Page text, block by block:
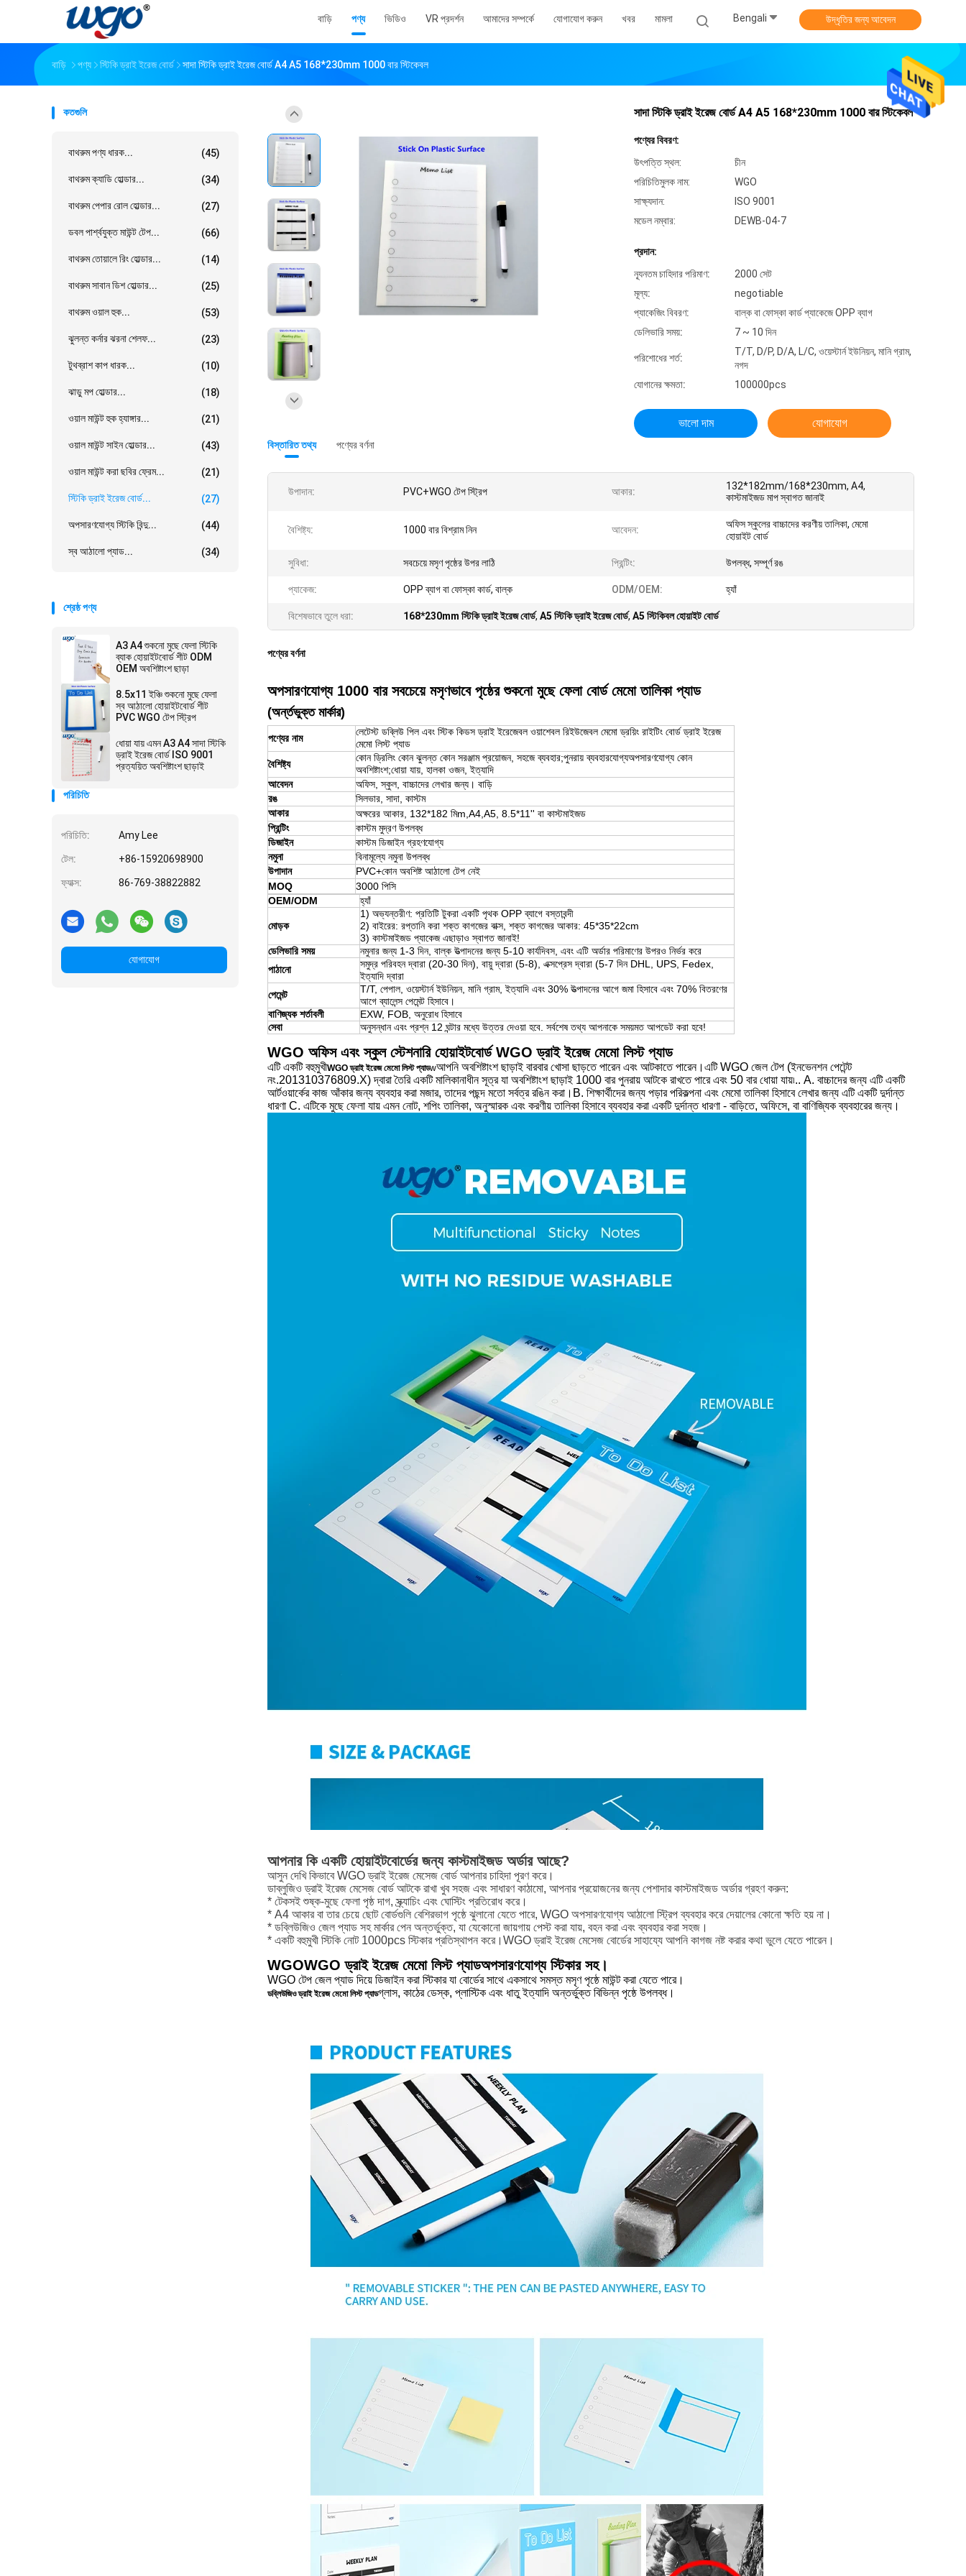
বাড়ি পণ্য ভিডিও VR প্রদর্শন আমাদের সম্পর্কে যোগাযোগ করুন খবর মামলা Bengali উদ্ধৃতির জন্য আবেদন
বাড়ি পণ্য স্টিকি ড্রাই ইরেজ বোর্ড সাদা স্টিকি ড্রাই ইরেজ বোর্ড A4 A5 168*230mm 1000 বার স্টিকেবল
কতগুলি
বাথরুম পণ্য ধারক... (45)
বাথরুম ক্যাডি হোল্ডার... (34)
বাথরুম পেপার রোল হোল্ডার... (27)
ডবল পার্শ্বযুক্ত মাউন্ট টেপ... (66)
বাথরুম তোয়ালে রিং হোল্ডার... (14)
বাথরুম সাবান ডিশ হোল্ডার... (25)
বাথরুম ওয়াল হুক... (53)
ঝুলন্ত কর্নার ঝরনা শেলফ... (23)
টুথব্রাশ কাপ ধারক... (10)
ঝাড়ু মপ হোল্ডার... (18)
ওয়াল মাউন্ট হুক হ্যাঙ্গার... (21)
ওয়াল মাউন্ট সাইন হোল্ডার... (43)
ওয়াল মাউন্ট করা ছবির ফ্রেম... (21)
স্টিকি ড্রাই ইরেজ বোর্ড... (27)
অপসারণযোগ্য স্টিকি বিন্দু... (44)
স্ব আঠালো প্যাড... (34)
শ্রেষ্ঠ পণ্য
A3 A4 শুকনো মুছে ফেলা স্টিকি
ব্যাক হোয়াইটবোর্ড শীট ODM
OEM অবশিষ্টাংশ ছাড়া
8.5x11 ইঞ্চি শুকনো মুছে ফেলা
স্ব আঠালো হোয়াইটবোর্ড শীট
PVC WGO টেপ স্ট্রিপ
ধোয়া যায় এমন A3 A4 সাদা স্টিকি
ড্রাই ইরেজ বোর্ড ISO 9001
প্রত্যয়িত অবশিষ্টাংশ ছাড়াই
পরিচিতি
পরিচিতি: Amy Lee
টেল: +86-15920698900
ফ্যাক্স: 86-769-38822882
যোগাযোগ
সাদা স্টিকি ড্রাই ইরেজ বোর্ড A4 A5 168*230mm 1000 বার স্টিকেবল
পণ্যের বিবরণ:
উৎপত্তি স্থল:
চীন
পরিচিতিমুলক নাম:
WGO
সাক্ষ্যদান:
ISO 9001
মডেল নম্বার:
DEWB-04-7
প্রদান:
ন্যূনতম চাহিদার পরিমাণ:
2000 সেট
মূল্য:
negotiable
প্যাকেজিং বিবরণ:
বাল্ক বা ফোস্কা কার্ড প্যাকেজে OPP ব্যাগ
ডেলিভারি সময়:
7 ~ 10 দিন
পরিশোধের শর্ত:
T/T, D/P, D/A, L/C, ওয়েস্টার্ন ইউনিয়ন, মানি গ্রাম,
নগদ
যোগানের ক্ষমতা:
100000pcs
ভালো দাম যোগাযোগ
বিস্তারিত তথ্য পণ্যের বর্ণনা
উপাদান: PVC+WGO টেপ স্ট্রিপ আকার:
132*182mm/168*230mm, A4,
কাস্টমাইজড মাপ স্বাগত জানাই
বৈশিষ্ট্য: 1000 বার বিশ্রাম নিন আবেদন:
অফিস স্কুলের বাচ্চাদের করণীয় তালিকা, মেমো
হোয়াইট বোর্ড
সুবিধা: সবচেয়ে মসৃণ পৃষ্ঠের উপর লাঠি প্রিন্টিং: উপলব্ধ, সম্পূর্ণ রঙ
প্যাকেজ: OPP ব্যাগ বা ফোস্কা কার্ড, বাল্ক ODM/OEM: হ্যাঁ
বিশেষভাবে তুলে ধরা: 168*230mm স্টিকি ড্রাই ইরেজ বোর্ড, A5 স্টিকি ড্রাই ইরেজ বোর্ড, A5 স্টিকিবল হোয়াইট বোর্ড
পণ্যের বর্ণনা
অপসারণযোগ্য 1000 বার সবচেয়ে মসৃণভাবে পৃষ্ঠের শুকনো মুছে ফেলা বোর্ড মেমো তালিকা প্যাড
(অর্ন্তভুক্ত মার্কার)
পণ্যের নাম
লেটেস্ট ডব্লিউ পিল এবং স্টিক কিডস ড্রাই ইরেজেবল ওয়াশেবল রিইউজেবল মেমো ড্রয়িং রাইটিং বোর্ড ড্রাই ইরেজ
মেমো লিস্ট প্যাড
বৈশিষ্ট্য
কোন ড্রিলিং কোন ঝুলন্ত কোন সরঞ্জাম প্রয়োজন, সহজে ব্যবহার;পুনরায় ব্যবহারযোগ্যঅপসারণযোগ্য কোন
অবশিষ্টাংশ;ধোয়া যায়, হালকা ওজন, ইত্যাদি
আবেদন
অফিস, স্কুল, বাচ্চাদের লেখার জন্য। বাড়ি
রঙ
সিলভার, সাদা, কাস্টম
আকার
অক্ষরের আকার, 132*182 মিm,A4,A5, 8.5*11'' বা কাস্টমাইজড
প্রিন্টিং
কাস্টম মুদ্রণ উপলব্ধ
ডিজাইন
কাস্টম ডিজাইন গ্রহণযোগ্য
নমুনা
বিনামূল্যে নমুনা উপলব্ধ
উপাদান
PVC+কোন অবশিষ্ট আঠালো টেপ নেই
MOQ
3000 পিসি
OEM/ODM
হ্যাঁ
মোড়ক
1) অভ্যন্তরীণ: প্রতিটি টুকরা একটি পৃথক OPP ব্যাগে বস্তাবন্দী
2) বাইরের: রপ্তানি করা শক্ত কাগজের বাক্স, শক্ত কাগজের আকার: 45*35*22cm
3) কাস্টমাইজড প্যাকেজ এছাড়াও স্বাগত জানাই!
ডেলিভারি সময়
নমুনার জন্য 1-3 দিন, বাল্ক উত্পাদনের জন্য 5-10 কার্যদিবস, এবং এটি অর্ডার পরিমাণের উপরও নির্ভর করে
পাঠানো
সমুদ্র পরিবহন দ্বারা (20-30 দিন), বায়ু দ্বারা (5-8), এক্সপ্রেস দ্বারা (5-7 দিন DHL, UPS, Fedex,
ইত্যাদি দ্বারা
পেমেন্ট
T/T, পেপাল, ওয়েস্টার্ন ইউনিয়ন, মানি গ্রাম, ইত্যাদি এবং 30% উত্পাদনের আগে জমা হিসাবে এবং 70% বিতরণের
আগে ব্যালেন্স পেমেন্ট হিসাবে।
বাণিজ্যক শর্তাবলী
EXW, FOB, অনুরোধ হিসাবে
সেবা
অনুসন্ধান এবং প্রশ্ন 12 ঘন্টার মধ্যে উত্তর দেওয়া হবে. সর্বশেষ তথ্য আপনাকে সময়মত আপডেট করা হবে!
WGO অফিস এবং স্কুল স্টেশনারি হোয়াইটবোর্ড WGO ড্রাই ইরেজ মেমো লিস্ট প্যাড
এটি একটি বহুমুখীWGO ড্রাই ইরেজ মেমো লিস্ট প্যাডwআপনি অবশিষ্টাংশ ছাড়াই বারবার খোসা ছাড়তে পারেন এবং আটকাতে পারেন।এটি WGO জেল টেপ (ইনভেনশন পেটেন্ট
নং.201310376809.X) দ্বারা তৈরি একটি মালিকানাধীন সূত্র যা অবশিষ্টাংশ ছাড়াই 1000 বার পুনরায় আটকে রাখতে পারে এবং 50 বার ধোয়া যায়৷.. A. বাচ্চাদের জন্য এটি একটি
আর্টওয়ার্কের কাজ আঁকার জন্য ব্যবহার করা মজার, তাদের পছন্দ মতো সর্বত্র রঙিন করা।B. শিক্ষার্থীদের জন্য পড়ার পরিকল্পনা এবং মেমো তালিকা হিসাবে লেখার জন্য এটি একটি দুর্দান্ত
ধারণা C. এটিকে মুছে ফেলা যায় এমন নোট, শপিং তালিকা, অনুস্মারক এবং করণীয় তালিকা হিসাবে ব্যবহার করা একটি দুর্দান্ত ধারণা - বাড়িতে, অফিসে, বা বাণিজ্যিক ব্যবহারের জন্য।
আপনার কি একটি হোয়াইটবোর্ডের জন্য কাস্টমাইজড অর্ডার আছে?
আসুন দেখি কিভাবে WGO ড্রাই ইরেজ মেসেজ বোর্ড আপনার চাহিদা পূরণ করে।
ডাব্লুজিও ড্রাই ইরেজ মেসেজ বোর্ড আটকে রাখা খুব সহজ এবং সাধারণ কাঠামো, আপনার প্রয়োজনের জন্য পেশাদার কাস্টমাইজড অর্ডার গ্রহণ করুন:
* টেকসই শুষ্ক-মুছে ফেলা পৃষ্ঠ দাগ, স্ক্র্যাচিং এবং ঘোস্টিং প্রতিরোধ করে।
* A4 আকার বা তার চেয়ে ছোট বোর্ডগুলি বেশিরভাগ পৃষ্ঠে ঝুলানো যেতে পারে, WGO অপসারণযোগ্য আঠালো স্ট্রিপ ব্যবহার করে দেয়ালের কোনো ক্ষতি হয় না।
* ডব্লিউজিও জেল প্যাড সহ মার্কার পেন অন্তর্ভুক্ত, যা যেকোনো জায়গায় পেস্ট করা যায়, বহন করা এবং ব্যবহার করা সহজ।
* একটি বহুমুখী স্টিকি নোট 1000pcs স্টিকার প্রতিস্থাপন করে।WGO ড্রাই ইরেজ মেসেজ বোর্ডের সাহায্যে আপনি কাগজ নষ্ট করার কথা ভুলে যেতে পারেন।
WGOWGO ড্রাই ইরেজ মেমো লিস্ট প্যাডঅপসারণযোগ্য স্টিকার সহ।
WGO টেপ জেল প্যাড দিয়ে ডিজাইন করা স্টিকার যা বোর্ডের সাথে একসাথে সমস্ত মসৃণ পৃষ্ঠে মাউন্ট করা যেতে পারে।
ডব্লিউজিও ড্রাই ইরেজ মেমো লিস্ট প্যাডগ্লাস, কাঠের ডেস্ক, প্লাস্টিক এবং ধাতু ইত্যাদি অন্তর্ভুক্ত বিভিন্ন পৃষ্ঠে উপলব্ধ।